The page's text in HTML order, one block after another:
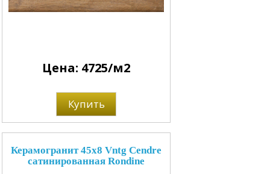
Цена: 4725/м2
Купить
Керамогранит 45x8 Vntg Cendre
сатинированная Rondine